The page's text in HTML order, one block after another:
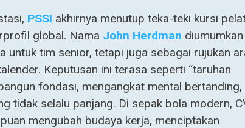
PSSI akhirnya menutup teka-teki kursi
global. Nama John Herdman diumumkan
untuk tim senior, tetapi juga sebagai rujukan
Keputusan ini terasa seperti “taruhan
fondasi, mengangkat mental bertanding,
tidak selalu panjang. Di sepak bola modern,
mengubah budaya kerja, menciptakan